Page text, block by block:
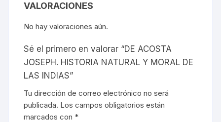
VALORACIONES
No hay valoraciones aún.
Sé el primero en valorar “DE ACOSTA
JOSEPH. HISTORIA NATURAL Y MORAL DE
LAS INDIAS”
Tu dirección de correo electrónico no será
publicada. Los campos obligatorios están
marcados con *